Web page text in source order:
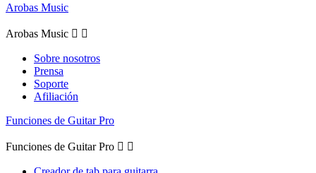
Arobas Music
Arobas Music  
Sobre nosotros
Prensa
Soporte
Afiliación
Funciones de Guitar Pro
Funciones de Guitar Pro  